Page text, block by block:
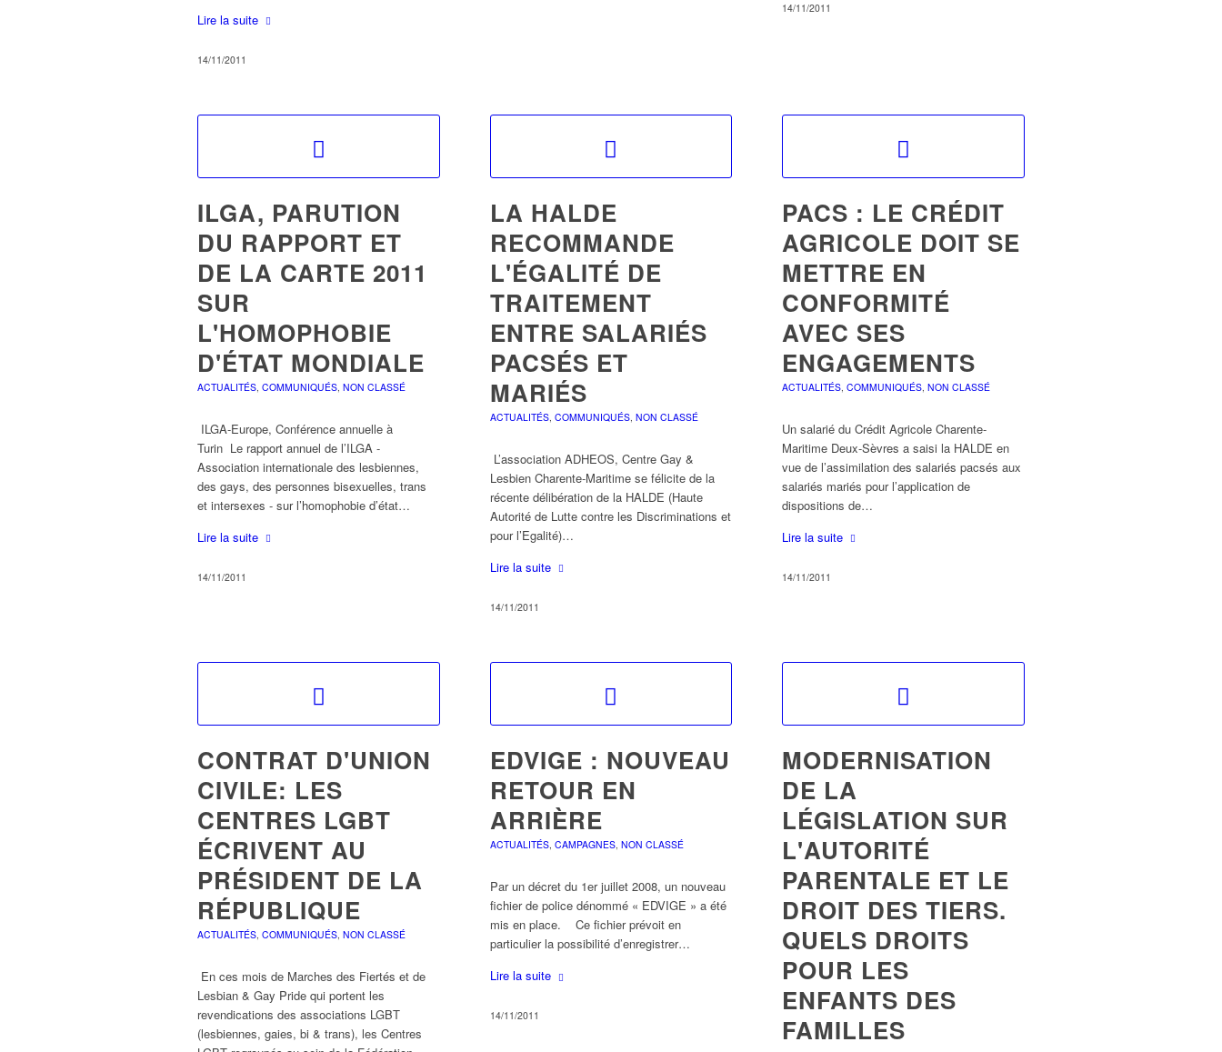
Lire la suite
14/11/2011
14/11/2011
ILGA, PARUTION
DU RAPPORT ET
DE LA CARTE 2011
SUR
L'HOMOPHOBIE
D'ÉTAT MONDIALE
ACTUALITÉS, COMMUNIQUÉS, NON CLASSÉ
ILGA-Europe, Conférence annuelle à
Turin Le rapport annuel de l’ILGA -
Association internationale des lesbiennes,
des gays, des personnes bisexuelles, trans
et intersexes - sur l’homophobie d’état…
Lire la suite
14/11/2011
LA HALDE
RECOMMANDE
L'ÉGALITÉ DE
TRAITEMENT
ENTRE SALARIÉS
PACSÉS ET
MARIÉS
ACTUALITÉS, COMMUNIQUÉS, NON CLASSÉ
L’association ADHEOS, Centre Gay &
Lesbien Charente-Maritime se félicite de la
récente délibération de la HALDE (Haute
Autorité de Lutte contre les Discriminations et
pour l’Egalité)…
Lire la suite
14/11/2011
PACS : LE CRÉDIT
AGRICOLE DOIT SE
METTRE EN
CONFORMITÉ
AVEC SES
ENGAGEMENTS
ACTUALITÉS,COMMUNIQUÉS,NON CLASSÉ
Un salarié du Crédit Agricole Charente-
Maritime Deux-Sèvres a saisi la HALDE en
vue de l’assimilation des salariés pacsés aux
salariés mariés pour l’application de
dispositions de…
Lire la suite
14/11/2011
CONTRAT D'UNION
CIVILE: LES
CENTRES LGBT
ÉCRIVENT AU
PRÉSIDENT DE LA
RÉPUBLIQUE
ACTUALITÉS, COMMUNIQUÉS, NON CLASSÉ
En ces mois de Marches des Fiertés et de
Lesbian & Gay Pride qui portent les
revendications des associations LGBT
(lesbiennes, gaies, bi & trans), les Centres
EDVIGE : NOUVEAU
RETOUR EN
ARRIÈRE
ACTUALITÉS, CAMPAGNES, NON CLASSÉ
Par un décret du 1er juillet 2008, un nouveau
fichier de police dénommé « EDVIGE » a été
mis en place. Ce fichier prévoit en
particulier la possibilité d’enregistrer…
Lire la suite
14/11/2011
MODERNISATION
DE LA
LÉGISLATION SUR
L'AUTORITÉ
PARENTALE ET LE
DROIT DES TIERS.
QUELS DROITS
POUR LES
ENFANTS DES
FAMILLES